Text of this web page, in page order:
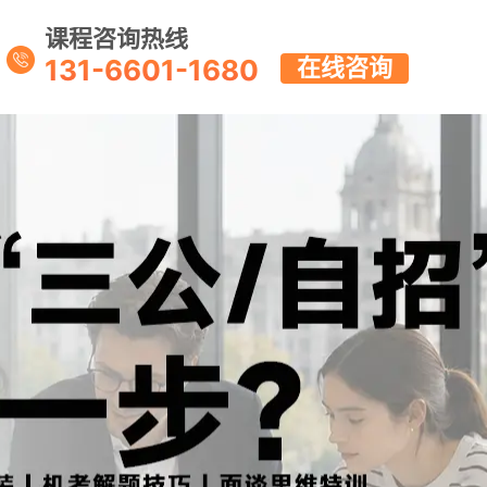
课程咨询热线
131-6601-1680 在线咨询